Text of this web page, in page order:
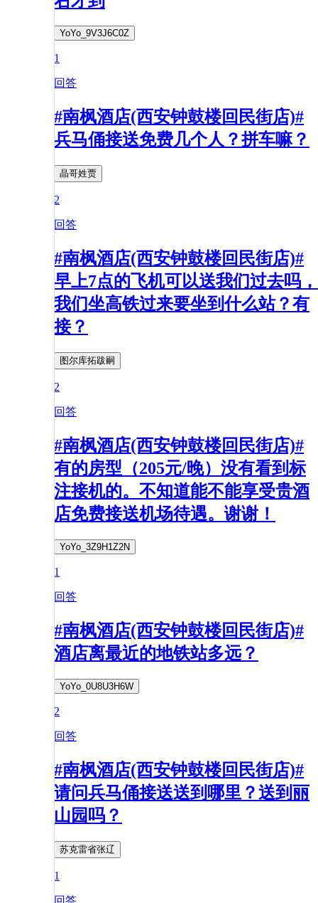
YoYo_9V3J6C0Z
1
回答
#南枫酒店(西安钟鼓楼回民街店)#
兵马俑接送免费几个人？拼车嘛？
晶哥姓贾
2
回答
#南枫酒店(西安钟鼓楼回民街店)#
早上7点的飞机可以送我们过去吗，
我们坐高铁过来要坐到什么站？有
接？
图尔库拓跋嗣
2
回答
#南枫酒店(西安钟鼓楼回民街店)#
有的房型（205元/晚）没有看到标
注接机的。不知道能不能享受贵酒
店免费接送机场待遇。谢谢！
YoYo_3Z9H1Z2N
1
回答
#南枫酒店(西安钟鼓楼回民街店)#
酒店离最近的地铁站多远？
YoYo_0U8U3H6W
2
回答
#南枫酒店(西安钟鼓楼回民街店)#
请问兵马俑接送送到哪里？送到丽
山园吗？
苏克雷省张辽
1
回答